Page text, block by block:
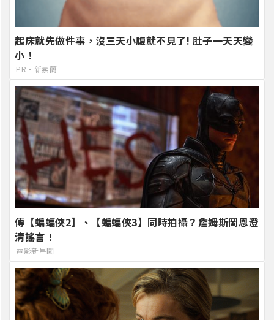
起床就先做件事，沒三天小腹就不見了! 肚子一天天變
小！
PR・新素簡
傳【蝙蝠俠2】、【蝙蝠俠3】同時拍攝？詹姆斯岡恩澄
清謠言！
電影新星聞